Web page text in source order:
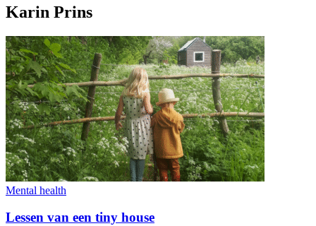
Karin Prins
Mental health
Lessen van een tiny house